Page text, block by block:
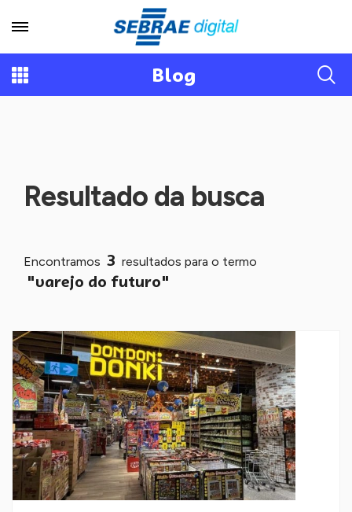
Blog
Resultado da busca
Encontramos 3 resultados para o termo
"varejo do futuro"